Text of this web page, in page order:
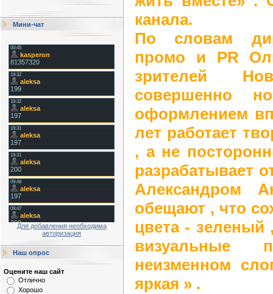
Мини-чат
Для добавления необходима
авторизация
Наш опрос
Оцените наш сайт
Отлично
Хорошо
канала.
По словам
промо и PR
зрителей
совершенно
оформлением
лет работает
, а не
разрабатывает
Александром
обещают , что
цвета -
визуальные
неизменном
яркая » .